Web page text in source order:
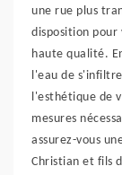
une rue plus
disposition pour
haute qualité.
l'eau de
l'esthétique de
mesures
assurez-vous
Christian et fils